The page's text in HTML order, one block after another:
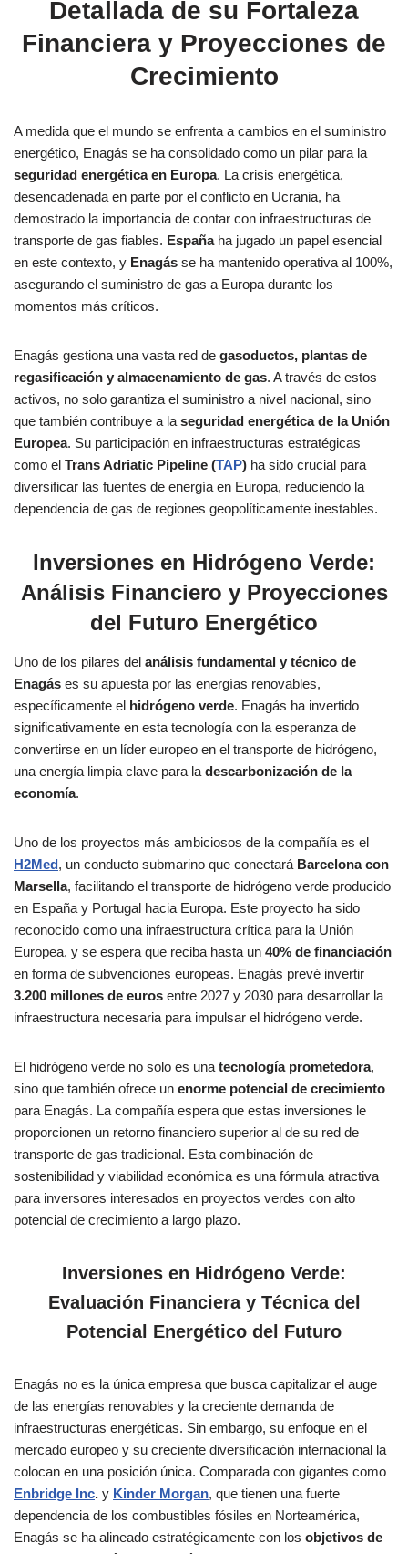
Detallada de su Fortaleza
Financiera y Proyecciones de
Crecimiento
A medida que el mundo se enfrenta a cambios en el suministro
energético, Enagás se ha consolidado como un pilar para la
seguridad energética en Europa. La crisis energética,
desencadenada en parte por el conflicto en Ucrania, ha
demostrado la importancia de contar con infraestructuras de
transporte de gas fiables. Españaha jugado un papel esencial
en este contexto, y Enagás se ha mantenido operativa al 100%,
asegurando el suministro de gas a Europa durante los
momentos más críticos.
Enagás gestiona una vasta red de gasoductos, plantas de
regasificación y almacenamiento de gas. A través de estos
activos, no solo garantiza el suministro a nivel nacional, sino
que también contribuye a la seguridad energética de la Unión
Europea. Su participación en infraestructuras estratégicas
como el Trans Adriatic Pipeline (TAP) ha sido crucial para
diversificar las fuentes de energía en Europa, reduciendo la
dependencia de gas de regiones geopolíticamente inestables.
Inversiones en Hidrógeno Verde:
Análisis Financiero y Proyecciones
del Futuro Energético
Uno de los pilares del análisis fundamental y técnico de
Enagás es su apuesta por las energías renovables,
específicamente el hidrógeno verde. Enagás ha invertido
significativamente en esta tecnología con la esperanza de
convertirse en un líder europeo en el transporte de hidrógeno,
una energía limpia clave para la descarbonización de la
economía.
Uno de los proyectos más ambiciosos de la compañía es el
H2Med, un conducto submarino que conectará Barcelona con
Marsella, facilitando el transporte de hidrógeno verde producido
en España y Portugal hacia Europa. Este proyecto ha sido
reconocido como una infraestructura crítica para la Unión
Europea, y se espera que reciba hasta un 40% de financiación
en forma de subvenciones europeas. Enagás prevé invertir
3.200 millones de euros entre 2027 y 2030 para desarrollar la
infraestructura necesaria para impulsar el hidrógeno verde.
El hidrógeno verde no solo es una tecnología prometedora,
sino que también ofrece un enorme potencial de crecimiento
para Enagás. La compañía espera que estas inversiones le
proporcionen un retorno financiero superior al de su red de
transporte de gas tradicional. Esta combinación de
sostenibilidad y viabilidad económica es una fórmula atractiva
para inversores interesados en proyectos verdes con alto
potencial de crecimiento a largo plazo.
Inversiones en Hidrógeno Verde:
Evaluación Financiera y Técnica del
Potencial Energético del Futuro
Enagás no es la única empresa que busca capitalizar el auge
de las energías renovables y la creciente demanda de
infraestructuras energéticas. Sin embargo, su enfoque en el
mercado europeo y su creciente diversificación internacional la
colocan en una posición única. Comparada con gigantes como
Enbridge Inc. y Kinder Morgan, que tienen una fuerte
dependencia de los combustibles fósiles en Norteamérica,
Enagás se ha alineado estratégicamente con los objetivos de